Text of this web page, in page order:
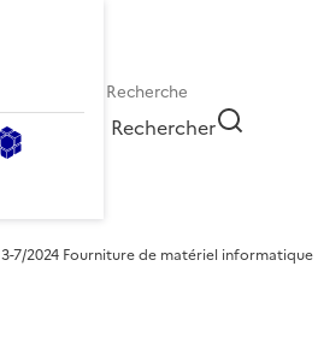
Rechercher
3-7/2024 Fourniture de matériel informatique